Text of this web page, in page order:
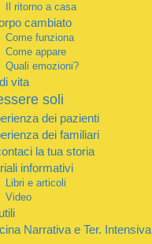
Il ritorno a casa
cambiato
Come funziona
Come appare
Quali emozioni?
vita
soli
dei pazienti
dei familiari
la tua storia
informativi
Libri e articoli
Video
Narrativa e Ter. Intensiva